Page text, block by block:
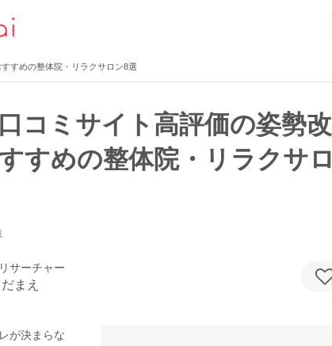
すめの整体院・リラクサロン8選
コミサイト高評価の姿勢改
すめの整体院・リラクサロ
サーチャー
まえ
が決まらな